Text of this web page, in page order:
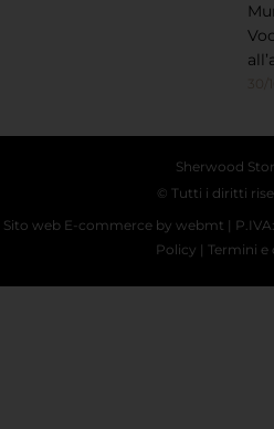
30/
Sherwood
© Tutti i diritti
Sito web E-commerceby webmt |
Policy | Termini